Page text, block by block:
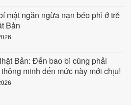
mật ngăn ngừa nạn béo phì ở trẻ
Bản
Bản: Đến bao bì cũng phải
minh đến mức này mới chịu!